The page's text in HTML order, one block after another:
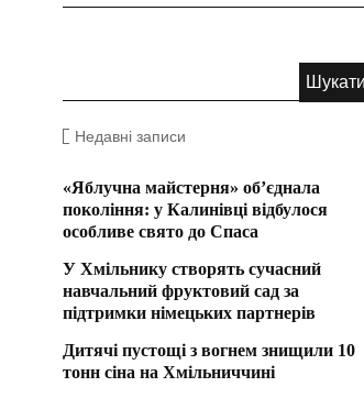
Недавні записи
«Яблучна майстерня» об’єднала
покоління: у Калинівці відбулося
особливе свято до Спаса
У Хмільнику створять сучасний
навчальний фруктовий сад за
підтримки німецьких партнерів
Дитячі пустощі з вогнем знищили 10
тонн сіна на Хмільниччині